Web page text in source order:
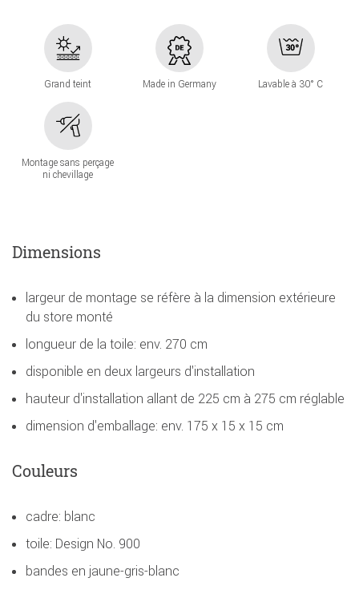
Grand teint Made in Germany Lavable à 30° C
Montage sans perçage
ni chevillage
Dimensions
largeur de montage se réfère à la dimension extérieure
du store monté
longueur de la toile: env. 270 cm
disponible en deux largeurs d'installation
hauteur d'installation allant de 225 cm à 275 cm réglable
dimension d'emballage: env. 175 x 15 x 15 cm
Couleurs
cadre: blanc
toile: Design No. 900
bandes en jaune-gris-blanc